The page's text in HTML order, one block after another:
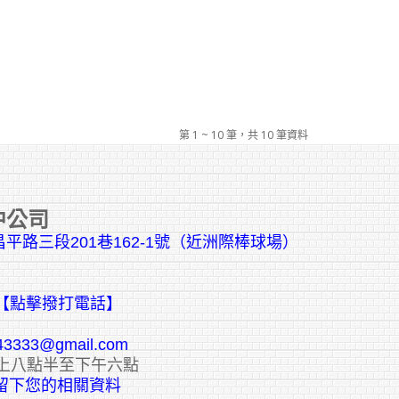
第 1 ~ 10 筆，共 10 筆資料
司
路三段201巷162-1號（近洲際棒球場）
點擊撥打電話】
八點半至下午六點
下您的相關資料